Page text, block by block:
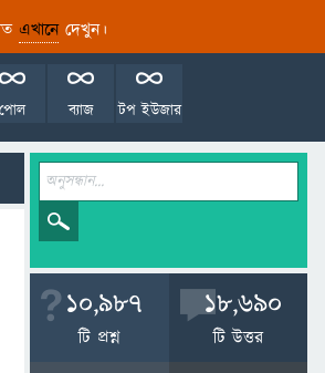
এখানেদেখুন।
টপ ইউজার
ব্যাজ
পোল
10,987
টি প্রশ্ন
18,690
টি উত্তর